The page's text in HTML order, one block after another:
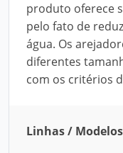
produto oferece
pelo fato de
água. Os
diferentes
com os critérios
Linhas / Modelos